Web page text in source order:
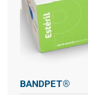
BANDPET®